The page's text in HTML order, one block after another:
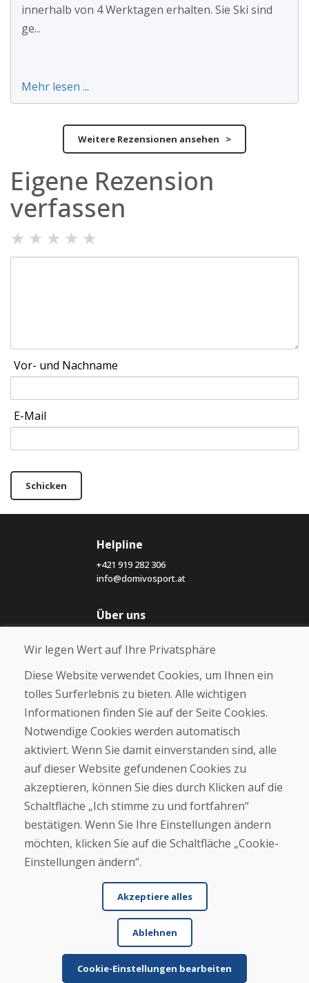
innerhalb von 4 Werktagen erhalten. Sie Ski sind
ge...
Mehr lesen ...
Weitere Rezensionen ansehen >
Eigene Rezension
verfassen
★ ★ ★ ★ ★
Vor- und Nachname
E-Mail
Schicken
Helpline
+421 919 282 306
info@domivosport.at
Über uns
Über uns
Kontakt
Kaufen
E-Shop
Geschäftsbedingungen
Zahlung
Beschwerde
Rückgabe und Umtausch von Waren
Cookies
© DOMIVOSPORT 2026, Alle Rechte vorbehalten
Wir legen Wert auf Ihre Privatsphäre
Diese Website verwendet Cookies, um Ihnen ein
tolles Surferlebnis zu bieten. Alle wichtigen
Informationen finden Sie auf der Seite Cookies.
Notwendige Cookies werden automatisch
aktiviert. Wenn Sie damit einverstanden sind, alle
auf dieser Website gefundenen Cookies zu
akzeptieren, können Sie dies durch Klicken auf die
Schaltfläche „Ich stimme zu und fortfahren“
bestätigen. Wenn Sie Ihre Einstellungen ändern
möchten, klicken Sie auf die Schaltfläche „Cookie-
Einstellungen ändern“.
Akzeptiere alles
Ablehnen
Cookie-Einstellungen bearbeiten